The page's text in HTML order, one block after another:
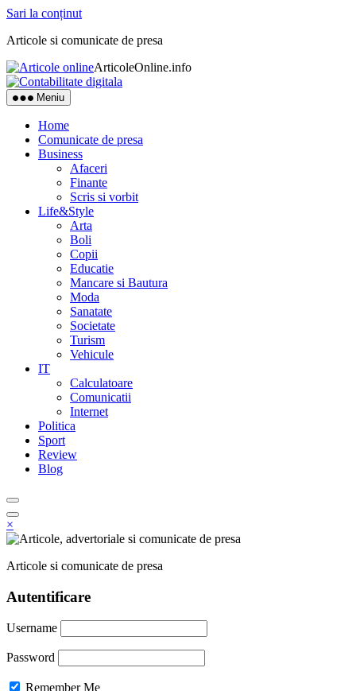
Sari la conținut
Articole si comunicate de presa
ArticoleOnline.info
Meniu
Home
Comunicate de presa
Business
Afaceri
Finante
Scris si vorbit
Life&Style
Arta
Boli
Copii
Educatie
Mancare si Bautura
Moda
Sanatate
Societate
Turism
Vehicule
IT
Calculatoare
Comunicatii
Internet
Politica
Sport
Review
Blog
×
Articole si comunicate de presa
Autentificare
Username
Password
Remember Me